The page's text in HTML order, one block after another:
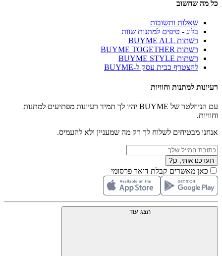
כל מה שחשוב
שאלות ותשובות
בלוג - טיפים למתנות שוות
רשתות BUYME ALL
רשתות BUYME TOGETHER
רשתות BUYME STYLE
להצטרף כבית עסק ל-BUYME
רעיונות למתנות וחוויות
עם הניוזלטר של BUYME יהיו לך תמיד רעיונות מפתיעים למתנות
וחוויות.
אנחנו מבטיחים לשלוח לך רק מה שמעניין ולא להעמיס.
תעדכנו אותי, כן?
כאן מאשרים קבלת דואר פרסומי
הצג עוד